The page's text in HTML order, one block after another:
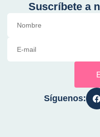
Suscríbete a
Síguenos: